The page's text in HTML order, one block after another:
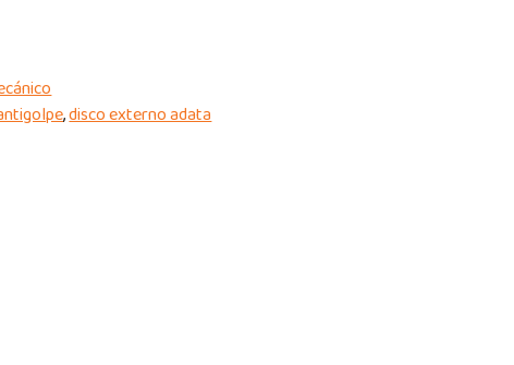
,disco externo adata